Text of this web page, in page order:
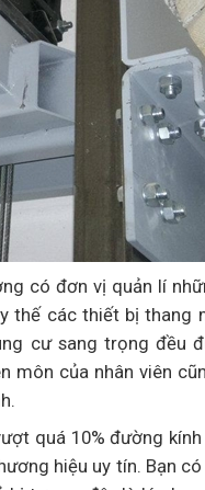
có đơn vị quản lí
thế các thiết bị thang
cư sang trọng đều
môn của nhân viên
quá 10% đường
hiệu uy tín. Bạn